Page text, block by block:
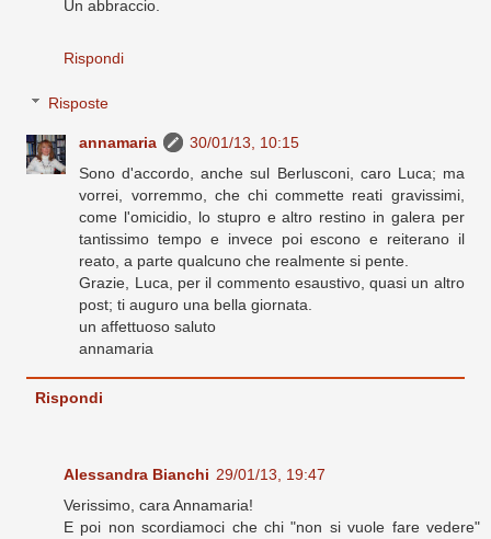
Un abbraccio.
Rispondi
Risposte
annamaria
30/01/13, 10:15
Sono d'accordo, anche sul Berlusconi, caro Luca; ma
vorrei, vorremmo, che chi commette reati gravissimi,
come l'omicidio, lo stupro e altro restino in galera per
tantissimo tempo e invece poi escono e reiterano il
reato, a parte qualcuno che realmente si pente.
Grazie, Luca, per il commento esaustivo, quasi un altro
post; ti auguro una bella giornata.
un affettuoso saluto
annamaria
Rispondi
Alessandra Bianchi 29/01/13, 19:47
Verissimo, cara Annamaria!
E poi non scordiamoci che chi "non si vuole fare vedere"